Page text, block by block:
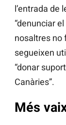
l’entrada de
“denunciar
nosaltres no
segueixen
“donar
Canàries”.
Més